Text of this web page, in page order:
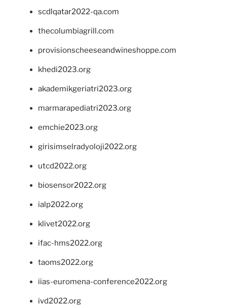
scdlqatar2022-qa.com
thecolumbiagrill.com
provisionscheeseandwineshoppe.com
khedi2023.org
akademikgeriatri2023.org
marmarapediatri2023.org
emchie2023.org
girisimselradyoloji2022.org
utcd2022.org
biosensor2022.org
ialp2022.org
klivet2022.org
ifac-hms2022.org
taoms2022.org
iias-euromena-conference2022.org
ivd2022.org